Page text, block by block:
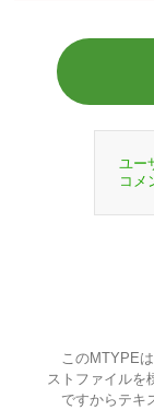
ユー
コメ
このMTYPEは
ストファイルを
ですからテキ